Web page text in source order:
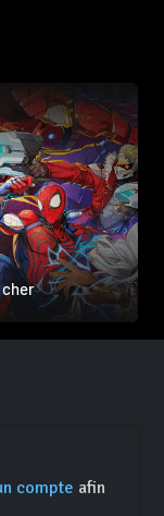
cher
compte afin